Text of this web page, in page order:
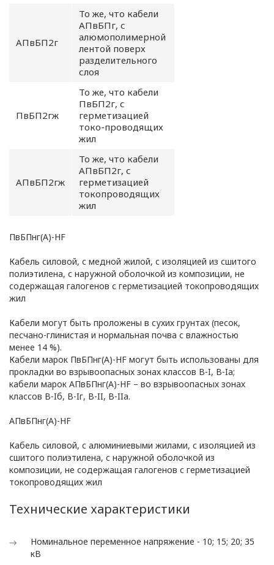
АПвБП2г
То же, что кабели
АПвБПг, с
алюмополимерной
лентой поверх
разделительного
слоя
ПвБП2гж
То же, что кабели
ПвБП2г, с
герметизацией
токо-проводящих
жил
АПвБП2гж
То же, что кабели
АПвБП2г, с
герметизацией
токопроводящих
жил
ПвБПнг(А)-HF
Кабель силовой, с медной жилой, с изоляцией из сшитого
полиэтилена, с наружной оболочкой из композиции, не
содержащая галогенов с герметизацией токопроводящих
жил
Кабели могут быть проложены в сухих грунтах (песок,
песчано-глинистая и нормальная почва с влажностью
менее 14 %).
Кабели марок ПвБПнг(А)-HF могут быть использованы для
прокладки во взрывоопасных зонах классов В-I, В-Iа;
кабели марок АПвБПнг(А)-HF – во взрывоопасных зонах
классов В-Iб, В-Iг, В-II, В-IIа.
АПвБПнг(А)-HF
Кабель силовой, с алюминиевыми жилами, с изоляцией из
сшитого полиэтилена, с наружной оболочкой из
композиции, не содержащая галогенов с герметизацией
токопроводящих жил
Технические характеристики
Номинальное переменное напряжение - 10; 15; 20; 35
кВ
ПОЛИТИКА
ОПЕРАТОРА
отношении
обработки
персональных
данных
Общество с ограниченной
«ОПТИКЭНЕРГОКАБЕЛЬ»
УТВЕРЖДАЮ
Директор ООО
«ОПТИКЭНЕРГОКАБЕЛЬ»
г. Минск
Глава 1
Общие
положения
1.1. Настоящая политика в
отношении обработки
персональных данных
в ООО
«ОПТИКЭНЕРГОКАБЕЛЬ»
определяет